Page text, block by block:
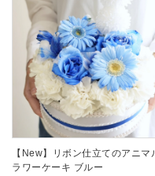
【New】リボン仕立てのアニマ
ラワーケーキ ブルー